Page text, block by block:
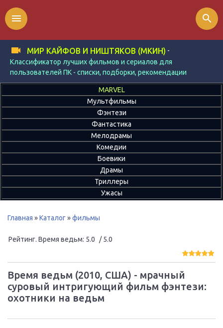
МИР КАЙФОВ И НИШТЯКОВ (МКИН) -
Классификатор лучших фильмов и сериалов для
пользователей ПК - списки, подборки, рекомендации
menu search
MARVEL
Мультфильмы
Фэнтези
Фантастика
Мелодрамы
Комедии
Боевики
Драмы
Триллеры
Ужасы
Главная »Каталог»фильмы
Рейтинг. Время ведьм: 5.0 / 5.0
Время ведьм (2010, США) - мрачный
суровый интригующий фильм фэнтези:
охотники на ведьм